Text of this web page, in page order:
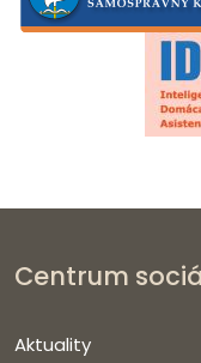
Centrum
Aktuality